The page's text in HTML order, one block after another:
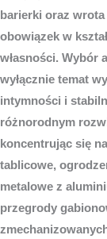
barierki oraz
obowiązek w
własności. Wybór
wyłącznie temat
intymności i
różnorodnym
koncentrując się
tablicowe,
metalowe z
przegrody